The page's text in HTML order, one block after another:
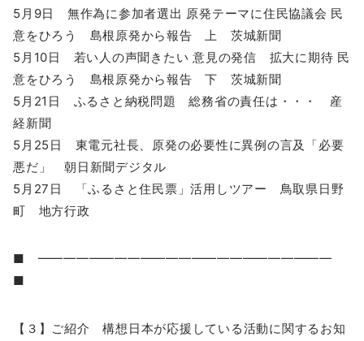
5月9日 無作為に参加者選出 原発テーマに住民協議会 民
意をひろう 島根原発から報告 上 茨城新聞
5月10日 若い人の声聞きたい 意見の発信 拡大に期待 民
意をひろう 島根原発から報告 下 茨城新聞
5月21日 ふるさと納税問題 総務省の責任は・・・ 産
経新聞
5月25日 東電元社長、原発の必要性に異例の言及「必要
悪だ」 朝日新聞デジタル
5月27日 「ふるさと住民票」活用しツアー 鳥取県日野
町 地方行政
■ ━━━━━━━━━━━━━━━━━━━━━━━
■
【３】ご紹介 構想日本が応援している活動に関するお知